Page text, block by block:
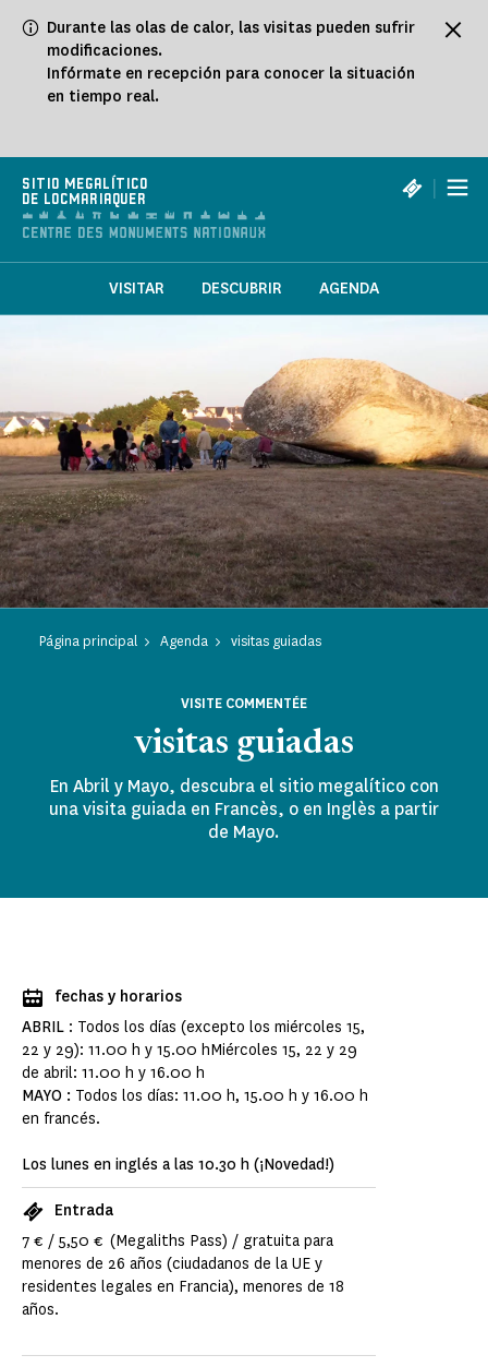
Durante las olas de calor, las visitas pueden sufrir
modificaciones.
Infórmate en recepción para conocer la situación
en tiempo real.
SITIO MEGALÍTICO
DE LOCMARIAQUER
|
VISITAR DESCUBRIR AGENDA
Página principal Agenda visitas guiadas
visitas guiadas
VISITE COMMENTÉE
En Abril y Mayo, descubra el sitio megalítico con
una visita guiada en Francès, o en Inglès a partir
de Mayo.
fechas y horarios
ABRIL : Todos los días (excepto los miércoles 15,
22 y 29): 11.00 h y 15.00 hMiércoles 15, 22 y 29
de abril: 11.00 h y 16.00 h
MAYO : Todos los días: 11.00 h, 15.00 h y 16.00 h
en francés.
Los lunes en inglés a las 10.30 h (¡Novedad!)
Entrada
7 € / 5,50 € (Megaliths Pass) / gratuita para
menores de 26 años (ciudadanos de la UE y
residentes legales en Francia), menores de 18
años.